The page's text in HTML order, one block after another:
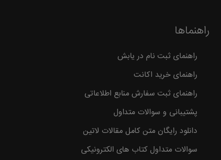
راهنماها
راهنمای ثبت نام در یابش
راهنمای خرید اکانت
راهنمای ثبت سفارش منابع اطلاعاتی
پشتیبانی و سوالات متداول
دانلود رایگان متن کامل مقالات لاتین
سوالات متداول کتاب های الکترونیکی